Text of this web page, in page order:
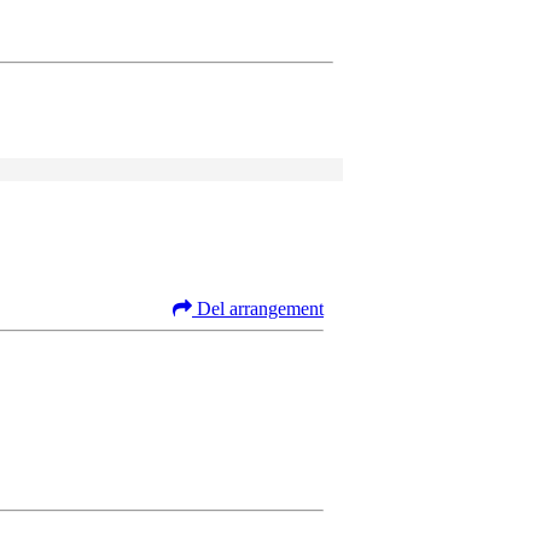
Del arrangement